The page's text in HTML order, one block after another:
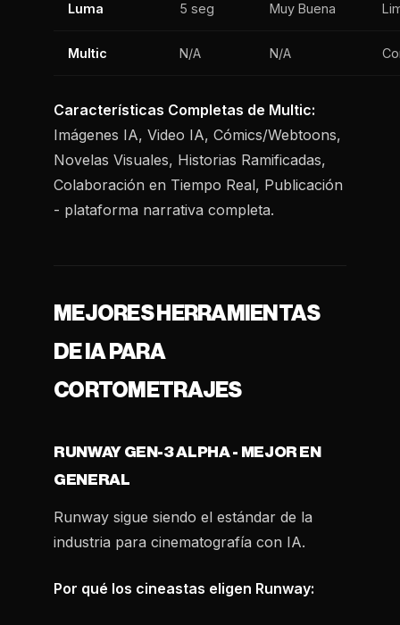
Luma 5 seg Muy Buena
Multic N/A N/A
Características Completas de Multic:
Imágenes IA, Video IA, Cómics/Webtoons,
Novelas Visuales, Historias Ramificadas,
Colaboración en Tiempo Real, Publicación
- plataforma narrativa completa.
MEJORES HERRAMIENTAS
DE IA PARA
CORTOMETRAJES
RUNWAY GEN-3 ALPHA - MEJOR EN
GENERAL
Runway sigue siendo el estándar de la
industria para cinematografía con IA.
Por qué los cineastas eligen Runway: